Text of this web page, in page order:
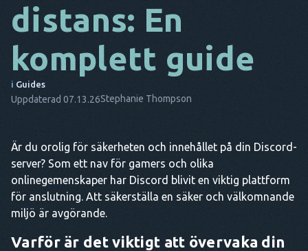
NL
distans: En
komplett guide
i Guides
Uppdaterad 07.13.26Stephanie Thompson
Är du orolig för säkerheten och innehållet på din Discord-
server? Som ett nav för gamers och olika
onlinegemenskaper har Discord blivit en viktig plattform
för anslutning. Att säkerställa en säker och välkomnande
miljö är avgörande.
Varför är det viktigt att övervaka din